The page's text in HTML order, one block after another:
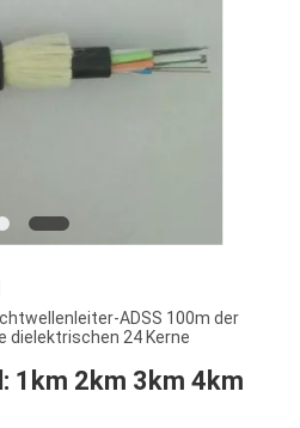
ADSS 100m der
dielektrischen 24 Kerne
1km 2km 3km 4km